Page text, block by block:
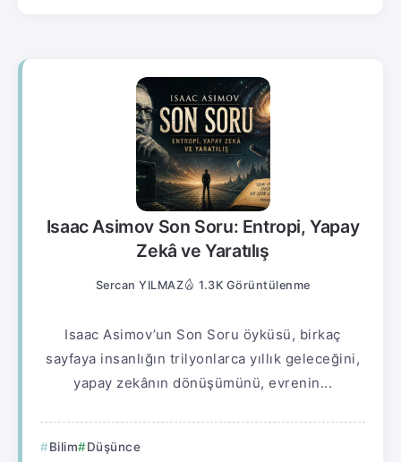
Isaac Asimov Son Soru: Entropi, Yapay
Zekâ ve Yaratılış
Sercan YILMAZ 1.3K Görüntülenme
Isaac Asimov’un Son Soru öyküsü, birkaç
sayfaya insanlığın trilyonlarca yıllık geleceğini,
yapay zekânın dönüşümünü, evrenin...
Bilim Düşünce